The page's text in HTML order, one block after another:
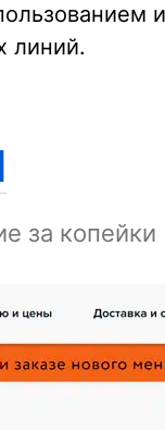
линий.
за копейки